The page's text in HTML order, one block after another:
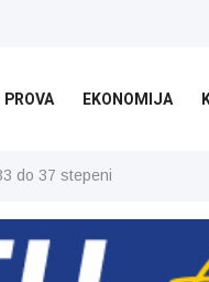
PROVA EKONOMIJA
do 37 stepeni